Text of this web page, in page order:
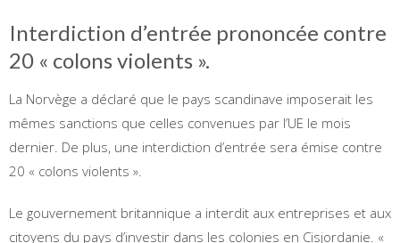
Interdiction d’entrée prononcée contre
20 « colons violents ».
La Norvège a déclaré que le pays scandinave imposerait les
mêmes sanctions que celles convenues par l’UE le mois
dernier. De plus, une interdiction d’entrée sera émise contre
20 « colons violents ».
Le gouvernement britannique a interdit aux entreprises et aux
citoyens du pays d’investir dans les colonies en Cisjordanie. «